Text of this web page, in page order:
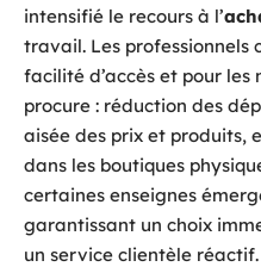
intensifié le recours à l’
travail. Les professionnels
facilité d’accès et pour les
procure : réduction des
aisée des prix et produits,
dans les boutiques
certaines enseignes
garantissant un choix
un service clientèle réactif.